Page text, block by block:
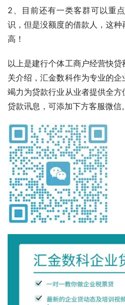
2、目前还有一类客群可以重
识，但是没额度的借款人，这
高！
以上是建行个体工商户经营快
关介绍，汇金数科作为专业的
竭力为贷款行业从业者提供全
贷款讯息，可添加下方客服微信。